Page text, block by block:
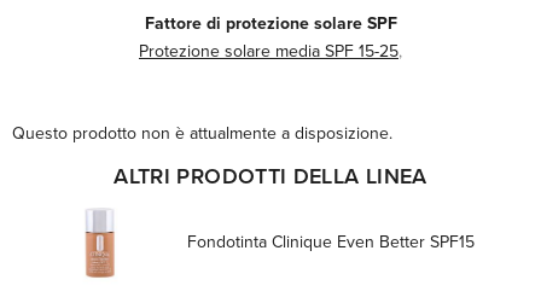
Fattore di protezione solare SPF
Protezione solare media SPF 15-25,
Questo prodotto non è attualmente a disposizione.
ALTRI PRODOTTI DELLA LINEA
Fondotinta Clinique Even Better SPF15